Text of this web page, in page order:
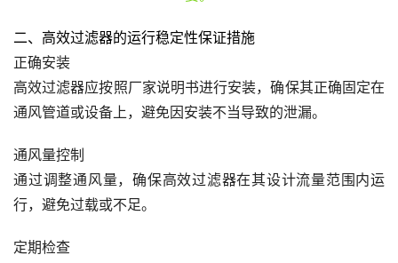
二、高效过滤器的运行稳定性保证措施
正确安装
高效过滤器应按照厂家说明书进行安装，确保其正确固定在
通风管道或设备上，避免因安装不当导致的泄漏。
通风量控制
通过调整通风量，确保高效过滤器在其设计流量范围内运
行，避免过载或不足。
定期检查